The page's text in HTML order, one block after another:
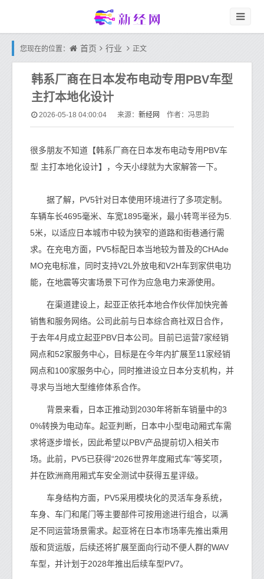
您现在的位置： 首页 行业 正文
韩系厂商在日本发布电动专用PBV车型
主打本地化设计
2026-05-18 04:00:04 来源： 新经网 作者：冯思韵
很多朋友不知道【韩系厂商在日本发布电动专用PBV车
型 主打本地化设计】，今天小绿就为大家解答一下。
据了解，PV5针对日本使用环境进行了多项定制。
车辆车长4695毫米、车宽1895毫米，最小转弯半径为5.
5米，以适应日本城市中较为狭窄的道路和街巷通行需
求。在充电方面，PV5标配日本当地较为普及的CHAde
MO充电标准，同时支持V2L外放电和V2H车到家供电功
能，在地震等灾害场景下可作为应急电力来源使用。
在渠道建设上，起亚正依托本地合作伙伴加快完善
销售和服务网络。公司此前与日本综合商社双日合作，
于去年4月成立起亚PBV日本公司。目前已运营7家经销
网点和52家服务中心，目标是在今年内扩展至11家经销
网点和100家服务中心，同时推进设立日本分支机构，并
寻求与当地大型维修体系合作。
背景来看，日本正推动到2030年将新车销量中的3
0%转换为电动车。起亚判断，日本中小型电动厢式车需
求将逐步增长，因此希望以PBV产品提前切入相关市
场。此前，PV5已获得“2026世界年度厢式车”等奖项，
并在欧洲商用厢式车安全测试中获得五星评级。
车身结构方面，PV5采用模块化的灵活车身系统，
车身、车门和尾门等主要部件可按用途进行组合，以满
足不同运营场景需求。起亚将在日本市场率先推出乘用
版和货运版，后续还将扩展至面向行动不便人群的WAV
车型，并计划于2028年推出后续车型PV7。